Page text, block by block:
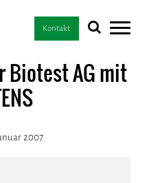
Kontakt
Biotest AG mit
2007